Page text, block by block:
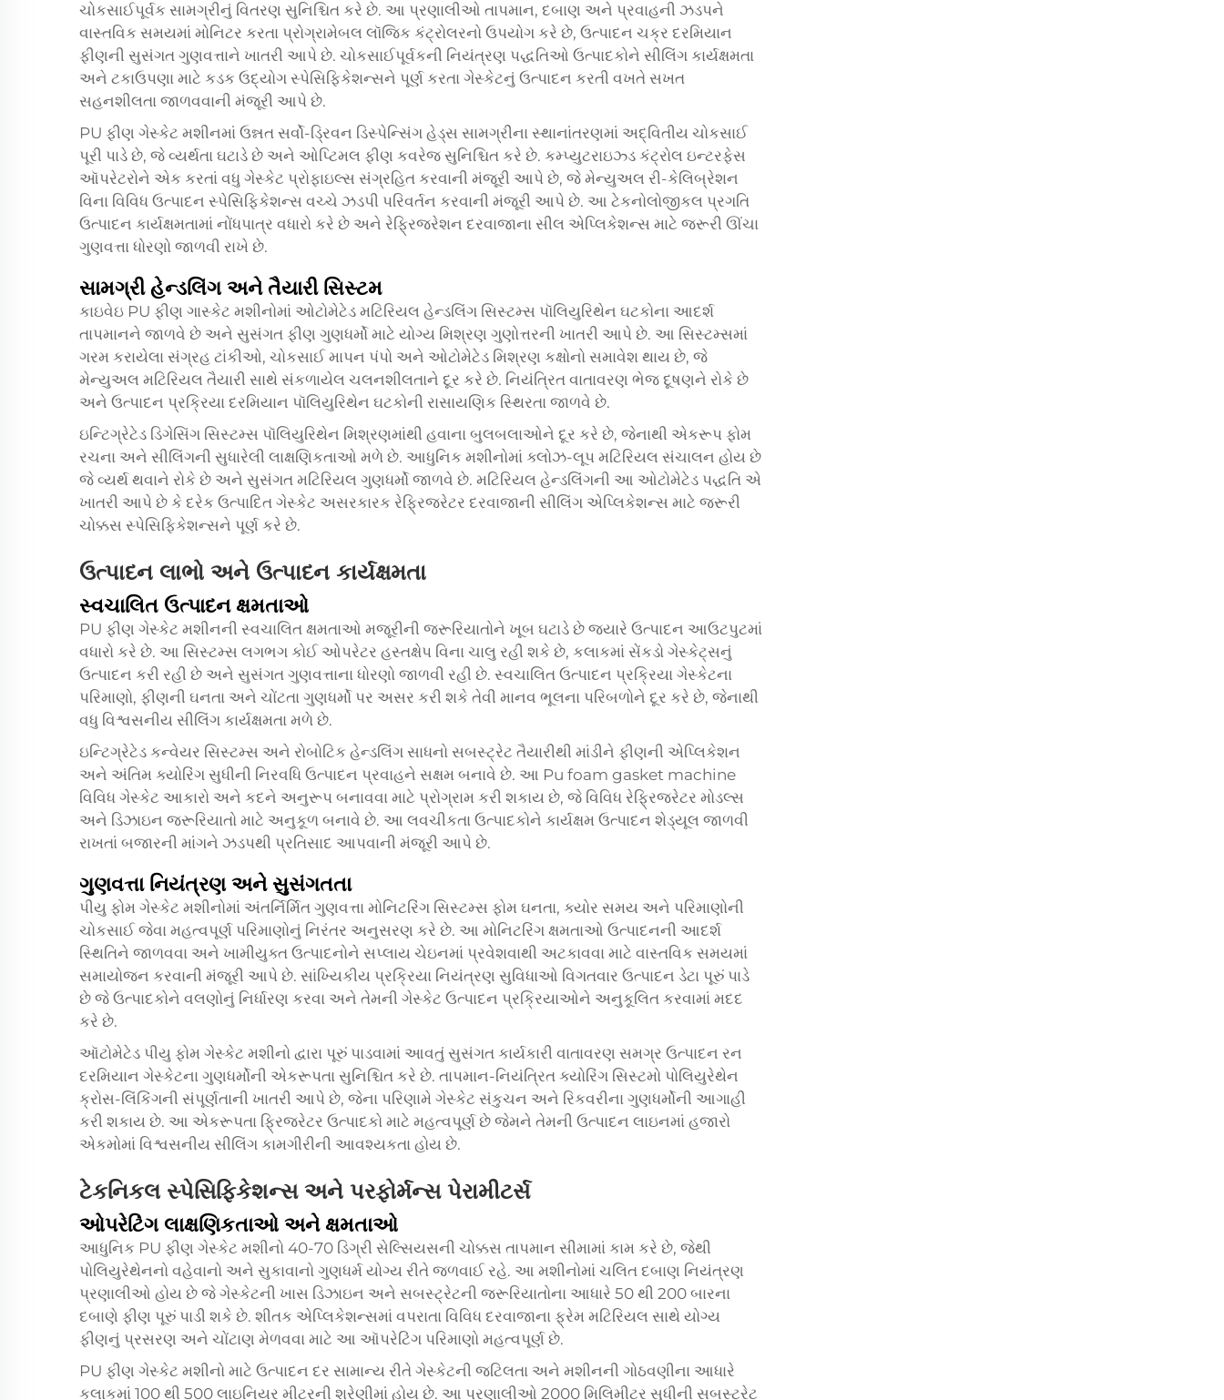
ચોકસાઈપૂર્વક સામગ્રીનું વિતરણ સુનિશ્ચિત કરે છે. આ પ્રણાલીઓ તાપમાન, દબાણ અને પ્રવાહની ઝડપને
વાસ્તવિક સમયમાં મોનિટર કરતા પ્રોગ્રામેબલ લૉજિક કંટ્રોલરનો ઉપયોગ કરે છે, ઉત્પાદન ચક્ર દરમિયાન
ફીણની સુસંગત ગુણવત્તાને ખાતરી આપે છે. ચોકસાઈપૂર્વકની નિયંત્રણ પદ્ધતિઓ ઉત્પાદકોને સીલિંગ કાર્યક્ષમતા
અને ટકાઉપણા માટે કડક ઉદ્યોગ સ્પેસિફિકેશન્સને પૂર્ણ કરતા ગેસ્કેટનું ઉત્પાદન કરતી વખતે સખત
સહનશીલતા જાળવવાની મંજૂરી આપે છે.
PU ફીણ ગેસ્કેટ મશીનમાં ઉન્નત સર્વો-ડ્રિવન ડિસ્પેન્સિંગ હેડ્સ સામગ્રીના સ્થાનાંતરણમાં અદ્વિતીય ચોકસાઈ
પૂરી પાડે છે, જે વ્યર્થતા ઘટાડે છે અને ઓપ્ટિમલ ફીણ કવરેજ સુનિશ્ચિત કરે છે. કમ્પ્યુટરાઇઝ્ડ કંટ્રોલ ઇન્ટરફેસ
ઑપરેટરોને એક કરતાં વધુ ગેસ્કેટ પ્રોફાઇલ્સ સંગ્રહિત કરવાની મંજૂરી આપે છે, જે મેન્યુઅલ રી-કેલિબ્રેશન
વિના વિવિધ ઉત્પાદન સ્પેસિફિકેશન્સ વચ્ચે ઝડપી પરિવર્તન કરવાની મંજૂરી આપે છે. આ ટેકનોલોજીકલ પ્રગતિ
ઉત્પાદન કાર્યક્ષમતામાં નોંધપાત્ર વધારો કરે છે અને રેફ્રિજરેશન દરવાજાના સીલ એપ્લિકેશન્સ માટે જરૂરી ઊંચા
ગુણવત્તા ધોરણો જાળવી રાખે છે.
સામગ્રી હેન્ડલિંગ અને તૈયારી સિસ્ટમ
કાઇવેઇ PU ફીણ ગાસ્કેટ મશીનોમાં ઓટોમેટેડ મટિરિયલ હેન્ડલિંગ સિસ્ટમ્સ પૉલિયુરિથેન ઘટકોના આદર્શ
તાપમાનને જાળવે છે અને સુસંગત ફીણ ગુણધર્મો માટે યોગ્ય મિશ્રણ ગુણોત્તરની ખાતરી આપે છે. આ સિસ્ટમ્સમાં
ગરમ કરાયેલા સંગ્રહ ટાંકીઓ, ચોકસાઈ માપન પંપો અને ઓટોમેટેડ મિશ્રણ કક્ષોનો સમાવેશ થાય છે, જે
મેન્યુઅલ મટિરિયલ તૈયારી સાથે સંકળાયેલ ચલનશીલતાને દૂર કરે છે. નિયંત્રિત વાતાવરણ ભેજ દૂષણને રોકે છે
અને ઉત્પાદન પ્રક્રિયા દરમિયાન પૉલિયુરિથેન ઘટકોની રાસાયણિક સ્થિરતા જાળવે છે.
ઇન્ટિગ્રેટેડ ડિગેસિંગ સિસ્ટમ્સ પૉલિયુરિથેન મિશ્રણમાંથી હવાના બુલબલાઓને દૂર કરે છે, જેનાથી એકરૂપ ફોમ
રચના અને સીલિંગની સુધારેલી લાક્ષણિકતાઓ મળે છે. આધુનિક મશીનોમાં ક્લોઝ-લૂપ મટિરિયલ સંચાલન હોય છે
જે વ્યર્થ થવાને રોકે છે અને સુસંગત મટિરિયલ ગુણધર્મો જાળવે છે. મટિરિયલ હેન્ડલિંગની આ ઓટોમેટેડ પદ્ધતિ એ
ખાતરી આપે છે કે દરેક ઉત્પાદિત ગેસ્કેટ અસરકારક રેફ્રિજરેટર દરવાજાની સીલિંગ એપ્લિકેશન્સ માટે જરૂરી
ચોક્કસ સ્પેસિફિકેશન્સને પૂર્ણ કરે છે.
ઉત્પાદન લાભો અને ઉત્પાદન કાર્યક્ષમતા
સ્વચાલિત ઉત્પાદન ક્ષમતાઓ
PU ફીણ ગેસ્કેટ મશીનની સ્વચાલિત ક્ષમતાઓ મજૂરીની જરૂરિયાતોને ખૂબ ઘટાડે છે જ્યારે ઉત્પાદન આઉટપુટમાં
વધારો કરે છે. આ સિસ્ટમ્સ લગભગ કોઈ ઓપરેટર હસ્તક્ષેપ વિના ચાલુ રહી શકે છે, કલાકમાં સેંકડો ગેસ્કેટ્સનું
ઉત્પાદન કરી રહી છે અને સુસંગત ગુણવત્તાના ધોરણો જાળવી રહી છે. સ્વચાલિત ઉત્પાદન પ્રક્રિયા ગેસ્કેટના
પરિમાણો, ફીણની ઘનતા અને ચોંટતા ગુણધર્મો પર અસર કરી શકે તેવી માનવ ભૂલના પરિબળોને દૂર કરે છે, જેનાથી
વધુ વિશ્વસનીય સીલિંગ કાર્યક્ષમતા મળે છે.
ઇન્ટિગ્રેટેડ કન્વેયર સિસ્ટમ્સ અને રોબોટિક હેન્ડલિંગ સાધનો સબસ્ટ્રેટ તૈયારીથી માંડીને ફીણની એપ્લિકેશન
અને અંતિમ ક્યોરિંગ સુધીની નિરવધિ ઉત્પાદન પ્રવાહને સક્ષમ બનાવે છે. આ Pu foam gasket machine
વિવિધ ગેસ્કેટ આકારો અને કદને અનુરૂપ બનાવવા માટે પ્રોગ્રામ કરી શકાય છે, જે વિવિધ રેફ્રિજરેટર મોડલ્સ
અને ડિઝાઇન જરૂરિયાતો માટે અનુકૂળ બનાવે છે. આ લવચીકતા ઉત્પાદકોને કાર્યક્ષમ ઉત્પાદન શેડ્યૂલ જાળવી
રાખતાં બજારની માંગને ઝડપથી પ્રતિસાદ આપવાની મંજૂરી આપે છે.
ગુણવત્તા નિયંત્રણ અને સુસંગતતા
પીયુ ફોમ ગેસ્કેટ મશીનોમાં અંતર્નિર્મિત ગુણવત્તા મોનિટરિંગ સિસ્ટમ્સ ફોમ ઘનતા, ક્યોર સમય અને પરિમાણોની
ચોકસાઈ જેવા મહત્વપૂર્ણ પરિમાણોનું નિરંતર અનુસરણ કરે છે. આ મોનિટરિંગ ક્ષમતાઓ ઉત્પાદનની આદર્શ
સ્થિતિને જાળવવા અને ખામીયુક્ત ઉત્પાદનોને સપ્લાય ચેઇનમાં પ્રવેશવાથી અટકાવવા માટે વાસ્તવિક સમયમાં
સમાયોજન કરવાની મંજૂરી આપે છે. સાંખ્યિકીય પ્રક્રિયા નિયંત્રણ સુવિધાઓ વિગતવાર ઉત્પાદન ડેટા પૂરું પાડે
છે જે ઉત્પાદકોને વલણોનું નિર્ધારણ કરવા અને તેમની ગેસ્કેટ ઉત્પાદન પ્રક્રિયાઓને અનુકૂલિત કરવામાં મદદ
કરે છે.
ઑટોમેટેડ પીયુ ફોમ ગેસ્કેટ મશીનો દ્વારા પૂરું પાડવામાં આવતું સુસંગત કાર્યકારી વાતાવરણ સમગ્ર ઉત્પાદન રન
દરમિયાન ગેસ્કેટના ગુણધર્મોની એકરૂપતા સુનિશ્ચિત કરે છે. તાપમાન-નિયંત્રિત ક્યોરિંગ સિસ્ટમો પોલિયુરેથેન
ક્રોસ-લિંકિંગની સંપૂર્ણતાની ખાતરી આપે છે, જેના પરિણામે ગેસ્કેટ સંકુચન અને રિકવરીના ગુણધર્મોની આગાહી
કરી શકાય છે. આ એકરૂપતા ફ્રિજરેટર ઉત્પાદકો માટે મહત્વપૂર્ણ છે જેમને તેમની ઉત્પાદન લાઇનમાં હજારો
એકમોમાં વિશ્વસનીય સીલિંગ કામગીરીની આવશ્યકતા હોય છે.
ટેકનિકલ સ્પેસિફિકેશન્સ અને પરફોર્મન્સ પેરામીટર્સ
ઓપરેટિંગ લાક્ષણિકતાઓ અને ક્ષમતાઓ
આધુનિક PU ફીણ ગેસ્કેટ મશીનો 40-70 ડિગ્રી સેલ્સિયસની ચોક્કસ તાપમાન સીમામાં કામ કરે છે, જેથી
પોલિયુરેથેનનો વહેવાનો અને સુકાવાનો ગુણધર્મ યોગ્ય રીતે જળવાઈ રહે. આ મશીનોમાં ચલિત દબાણ નિયંત્રણ
પ્રણાલીઓ હોય છે જે ગેસ્કેટની ખાસ ડિઝાઇન અને સબસ્ટ્રેટની જરૂરિયાતોના આધારે 50 થી 200 બારના
દબાણે ફીણ પૂરું પાડી શકે છે. શીતક એપ્લિકેશન્સમાં વપરાતા વિવિધ દરવાજાના ફ્રેમ મટિરિયલ સાથે યોગ્ય
ફીણનું પ્રસરણ અને ચોંટાણ મેળવવા માટે આ ઑપરેટિંગ પરિમાણો મહત્વપૂર્ણ છે.
PU ફીણ ગેસ્કેટ મશીનો માટે ઉત્પાદન દર સામાન્ય રીતે ગેસ્કેટની જટિલતા અને મશીનની ગોઠવણીના આધારે
કલાકમાં 100 થી 500 લાઇનિયર મીટરની શ્રેણીમાં હોય છે. આ પ્રણાલીઓ 2000 મિલિમીટર સુધીની સબસ્ટ્રેટ